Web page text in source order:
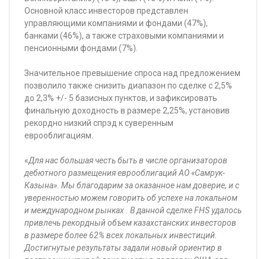
Основной класс инвесторов представлен
управляющими компаниями и фондами (47%),
банками (46%), а также страховыми компаниями и
пенсионными фондами (7%).
Значительное превышение спроса над предложением
позволило также снизить диапазон по сделке с 2,5%
до 2,3% +/- 5 базисных пунктов, и зафиксировать
финальную доходность в размере 2,25%, установив
рекордно низкий спрэд к суверенным
еврооблигациям.
«Для нас большая честь быть в числе организаторов
дебютного размещения еврооблигаций АО «Самрук-
Казына». Мы благодарим за оказанное нам доверие, и с
уверенностью можем говорить об успехе на локальном
и международном рынках. В данной сделкеFHSудалось
привлечь рекордный объем казахстанских инвесторов
в размере более 62% всех локальных инвестиций.
Достигнутые результаты задали новый ориентир в